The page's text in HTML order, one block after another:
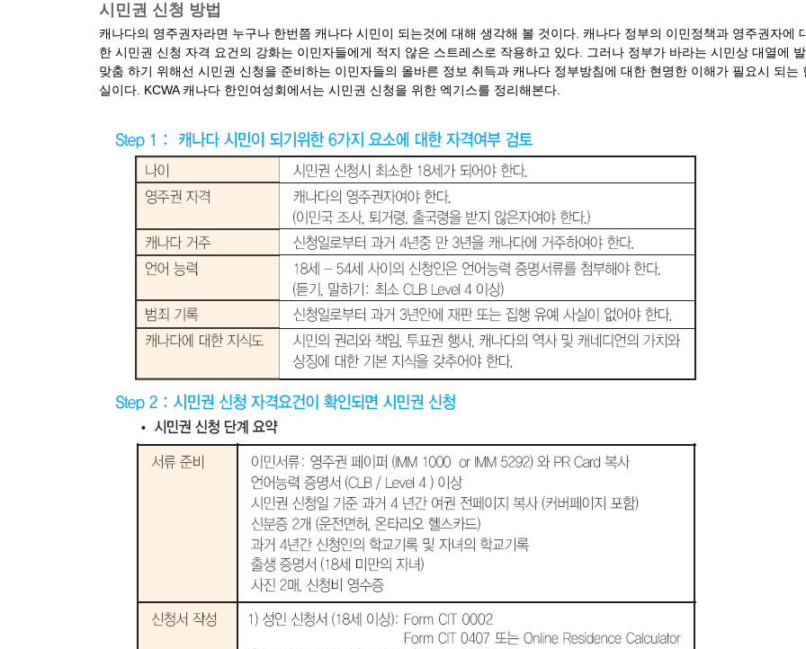
시민권 신청 방법
캐나다의 영주권자라면 누구나 한번쯤 캐나다 시민이 되는것에 대해 생각해 볼 것이다. 캐나다 정부의 이민정책과 영주권자에
한 시민권 신청 자격 요건의 강화는 이민자들에게 적지 않은 스트레스로 작용하고 있다. 그러나 정부가 바라는 시민상 대열에 발
맞춤 하기 위해선 시민권 신청을 준비하는 이민자들의 올바른 정보 취득과 캐나다 정부방침에 대한 현명한 이해가 필요시 되는
실이다. KCWA 캐나다 한인여성회에서는 시민권 신청을 위한 엑기스를 정리해본다.